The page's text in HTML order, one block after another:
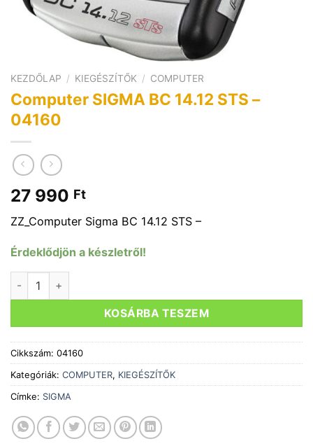
KEZDŐLAP / KIEGÉSZÍTŐK / COMPUTER
Computer SIGMA BC 14.12 STS –
04160
27 990 Ft
ZZ_Computer Sigma BC 14.12 STS –
Érdeklődjön a készletről!
KOSÁRBA TESZEM
Cikkszám: 04160
Kategóriák: COMPUTER, KIEGÉSZÍTŐK
Címke: SIGMA